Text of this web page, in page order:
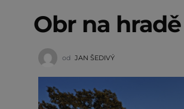
Obr na
od JAN ŠEDIVÝ